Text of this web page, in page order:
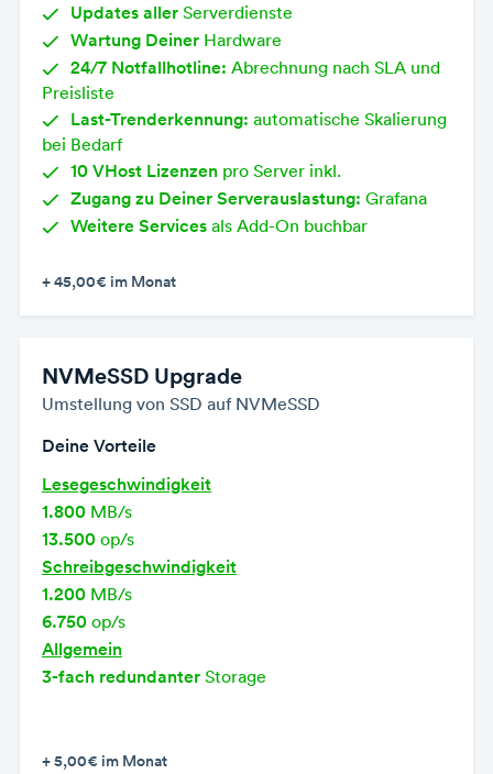
Updates aller Serverdienste
Wartung Deiner Hardware
24/7 Notfallhotline: Abrechnung nach SLA und
Preisliste
Last-Trenderkennung: automatische Skalierung
bei Bedarf
10 VHost Lizenzen pro Server inkl.
Zugang zu Deiner Serverauslastung: Grafana
Weitere Services als Add-On buchbar
+ 45,00€ im Monat
NVMeSSD Upgrade
Umstellung von SSD auf NVMeSSD
Deine Vorteile
Lesegeschwindigkeit
1.800 MB/s
13.500 op/s
Schreibgeschwindigkeit
1.200 MB/s
6.750 op/s
Allgemein
3-fach redundanter Storage
+ 5,00€ im Monat